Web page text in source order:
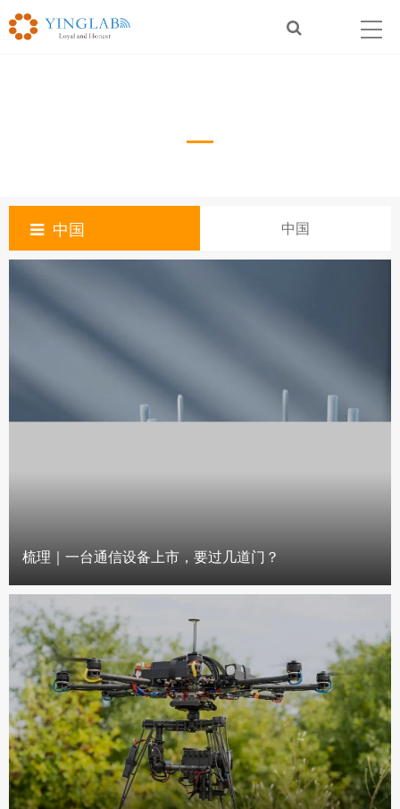
中国 中国
梳理｜一台通信设备上市，要过几道门？